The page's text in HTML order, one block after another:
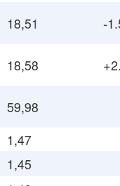
18,51 -
18,58
59,98
1,47
1,45